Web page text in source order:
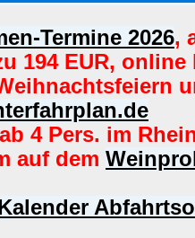
Termine 2026,
194 EUR, online
4 Pers. im
auf dem